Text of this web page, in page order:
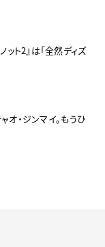
ット2』は「全然ディズ
・ジンマイ。もうひ